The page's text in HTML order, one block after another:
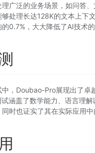
广泛的业务场景，如问答
处理长达128K的文本上下
0.7%，大大降低了AI技术的
，Doubao-Pro展现出了卓
试涵盖了数学能力、语言理
时也证实了其在实际应用中